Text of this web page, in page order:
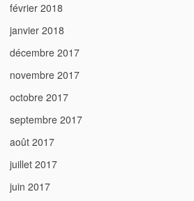
février 2018
janvier 2018
décembre 2017
novembre 2017
octobre 2017
septembre 2017
août 2017
juillet 2017
juin 2017